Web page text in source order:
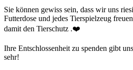
Sie können gewiss sein, dass wir uns
Futterdose und jedes Tierspielzeug
damit den Tierschutz .❤️
Ihre Entschlossenheit zu spenden gibt
sehr!